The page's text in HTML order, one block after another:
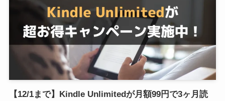
【12/1まで】Kindle Unlimitedが月額99円で3ヶ月読